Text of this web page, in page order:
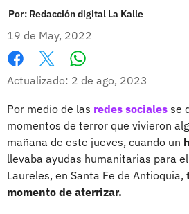
Por: Redacción digital La Kalle
19 de May, 2022
Facebook
X
Actualizado: 2 de ago, 2023
Por medio de las redes sociales se
momentos de terror que vivieron
mañana de este jueves, cuando un
llevaba ayudas humanitarias para
Laureles, en Santa Fe de Antioquia,
momento de aterrizar.